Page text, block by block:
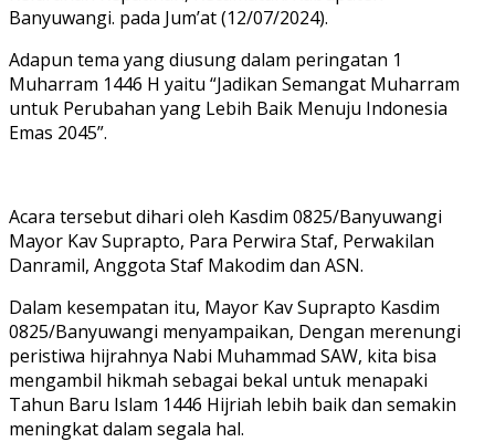
Banyuwangi. pada Jum’at (12/07/2024).
Adapun tema yang diusung dalam peringatan 1
Muharram 1446 H yaitu “Jadikan Semangat Muharram
untuk Perubahan yang Lebih Baik Menuju Indonesia
Emas 2045”.
Acara tersebut dihari oleh Kasdim 0825/Banyuwangi
Mayor Kav Suprapto, Para Perwira Staf, Perwakilan
Danramil, Anggota Staf Makodim dan ASN.
Dalam kesempatan itu, Mayor Kav Suprapto Kasdim
0825/Banyuwangi menyampaikan, Dengan merenungi
peristiwa hijrahnya Nabi Muhammad SAW, kita bisa
mengambil hikmah sebagai bekal untuk menapaki
Tahun Baru Islam 1446 Hijriah lebih baik dan semakin
meningkat dalam segala hal.